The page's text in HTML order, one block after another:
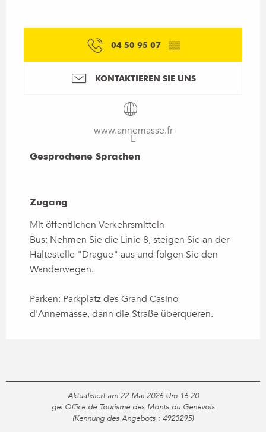
04 50 95 07 ▒▒
KONTAKTIEREN SIE UNS
www.annemasse.fr
Gesprochene Sprachen
Gesprochene Sprachen
Zugang
Zugang
Mit öffentlichen Verkehrsmitteln
Bus: Nehmen Sie die Linie 8, steigen Sie an der
Haltestelle "Drague" aus und folgen Sie den
Wanderwegen.
Parken: Parkplatz des Grand Casino
d'Annemasse, dann die Straße überqueren.
Aktualisiert am 22 Mai 2026 Um 16:20
gei Office de Tourisme des Monts du Genevois
(Kennung des Angebots : 4923295)